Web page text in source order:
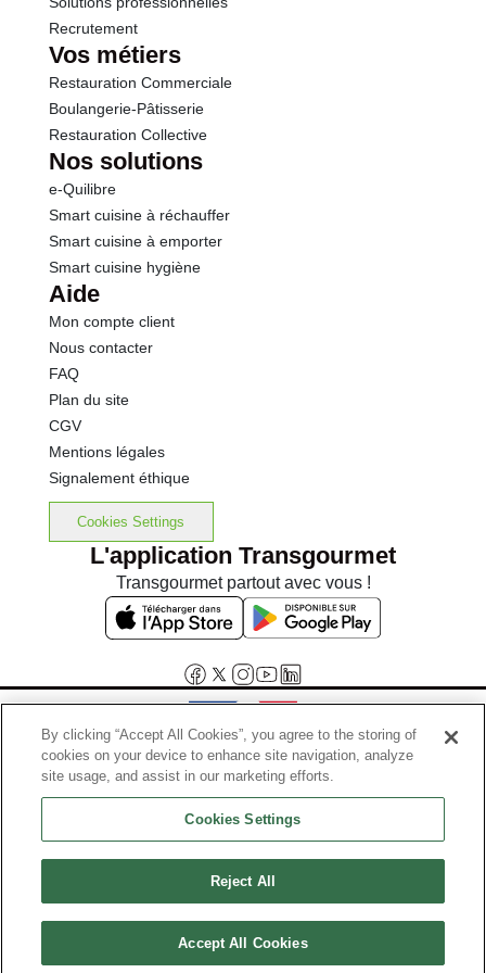
Recrutement
Vos métiers
Restauration Commerciale
Boulangerie-Pâtisserie
Restauration Collective
Nos solutions
e-Quilibre
Smart cuisine à réchauffer
Smart cuisine à emporter
Smart cuisine hygiène
Aide
Mon compte client
Nous contacter
FAQ
Plan du site
CGV
Mentions légales
Signalement éthique
Cookies Settings
L'application Transgourmet
Transgourmet partout avec vous !
Interdiction de vente de boissons alcooliques aux mineurs de
moins de 18 ans
La preuve de majorité de l'acheteur est exigée au moment de la vente
Code de la santé publique, Aar.l.3342-1 et l.3353-3
© Tous droits réservés
By clicking “Accept All Cookies”, you agree to the storing of
cookies on your device to enhance site navigation, analyze
site usage, and assist in our marketing efforts.
Cookies Settings
Reject All
Accept All Cookies